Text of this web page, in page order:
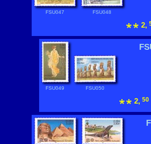
FSU047 FSU048
2,
FSU049 FSU050
2, 50